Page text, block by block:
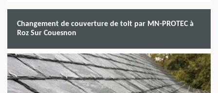
Changement de couverture de toit par MN-PROTEC à
Roz Sur Couesnon